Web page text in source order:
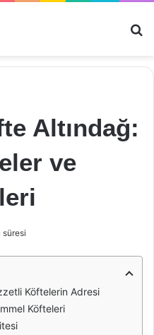
Altındağ:
ve
Köftelerin Adresi
Köfteleri